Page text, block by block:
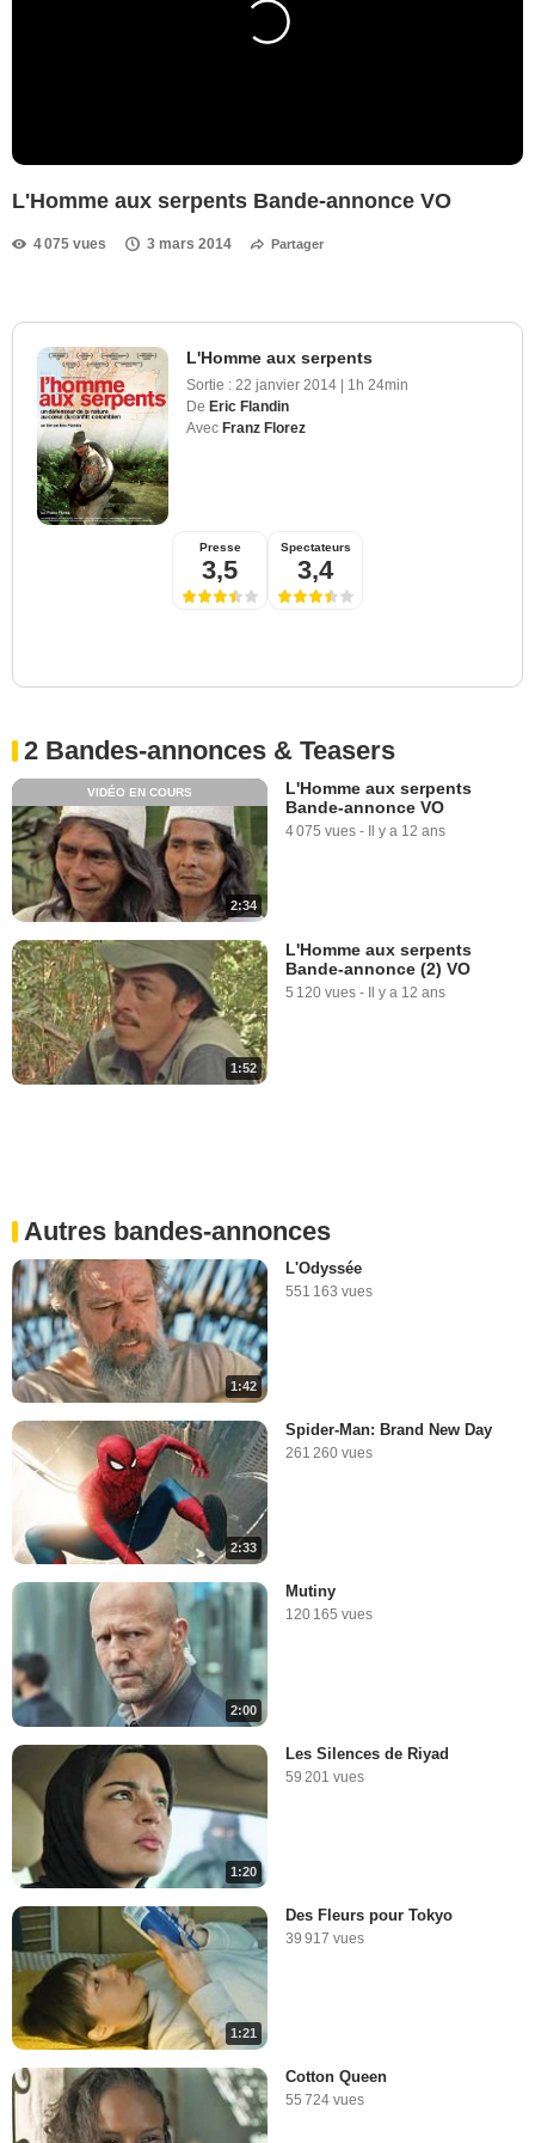
L'Homme aux serpents Bande-annonce VO
4 075 vues 3 mars 2014 Partager
L'Homme aux serpents
Sortie : 22 janvier 2014 | 1h 24min
De Eric Flandin
Avec Franz Florez
Presse
3,5
Spectateurs
3,4
2 Bandes-annonces & Teasers
2:34
VIDÉO EN COURS
L'Homme aux serpents
Bande-annonce VO
4 075 vues - Il y a 12 ans
1:52
L'Homme aux serpents
Bande-annonce (2) VO
5 120 vues - Il y a 12 ans
Autres bandes-annonces
1:42
L'Odyssée
551 163 vues
2:33
Spider-Man: Brand New Day
261 260 vues
2:00
Mutiny
120 165 vues
1:20
Les Silences de Riyad
59 201 vues
1:21
Des Fleurs pour Tokyo
39 917 vues
Cotton Queen
55 724 vues